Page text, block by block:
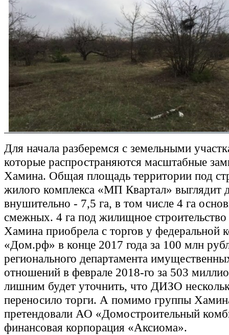
Для начала разберемся с земельными
которые распространяются масштабные
Хамина. Общая площадь территории под
жилого комплекса «МП Квартал» выглядит
внушительно - 7,5 га, в том числе 4 га
смежных. 4 га под жилищное строительство
Хамина приобрела с торгов у федеральной
«Дом.рф» в конце 2017 года за 100 млн
регионального департамента
отношений в феврале 2018-го за 503
лишним будет уточнить, что ДИЗО
переносило торги. А помимо группы
претендовали АО «Домостроительный
финансовая корпорация «Аксиома».